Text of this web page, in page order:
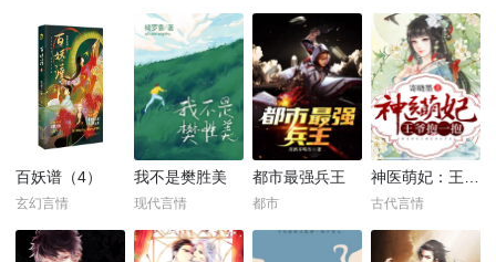
百妖谱（4）
玄幻言情
我不是樊胜美
现代言情
都市最强兵王
都市
神医萌妃：王爷，抱一抱！
古代言情